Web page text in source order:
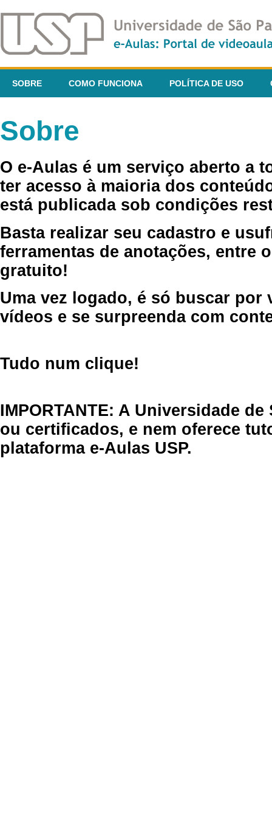
SOBRE COMO FUNCIONA POLÍTICA DE USO
Sobre
O e-Aulas é um serviço aberto a
ter acesso à maioria dos
está publicada sob condições
Basta realizar seu cadastro e
ferramentas de anotações, entre
gratuito!
Uma vez logado, é só buscar por
vídeos e se surpreenda com
Tudo num clique!
IMPORTANTE: A Universidade
ou certificados, e nem oferece
plataforma e-Aulas USP.